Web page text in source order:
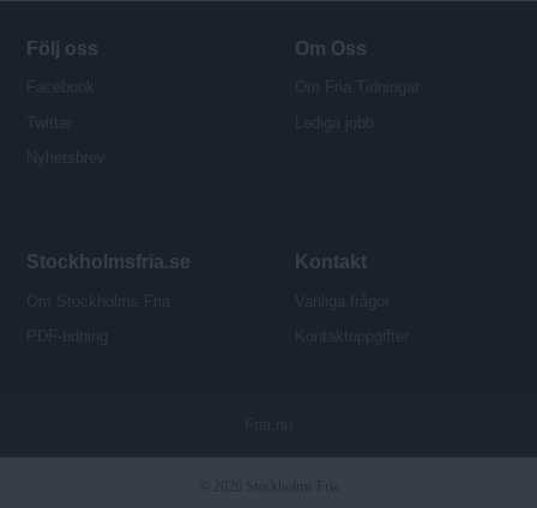
Följ oss Om Oss
Stockholmsfria.se Kontakt